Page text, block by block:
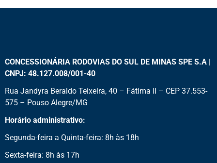
CONCESSIONÁRIA RODOVIAS DO SUL DE MINAS SPE S.A |
CNPJ: 48.127.008/001-40
Rua Jandyra Beraldo Teixeira, 40 – Fátima II – CEP 37.553-
575 – Pouso Alegre/MG
Horário administrativo:
Segunda-feira a Quinta-feira: 8h às 18h
Sexta-feira: 8h às 17h